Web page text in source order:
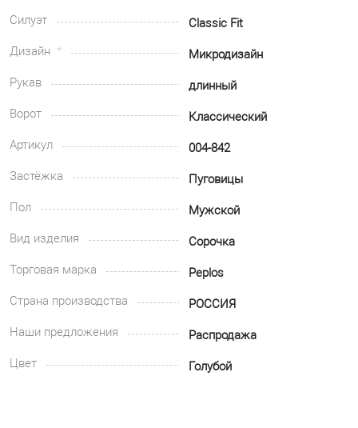
Силуэт
Classic Fit
Дизайн
Микродизайн
Рукав
длинный
Ворот
Классический
Артикул
004-842
Застёжка
Пуговицы
Пол
Мужской
Вид изделия
Сорочка
Торговая марка
Peplos
Страна производства
РОССИЯ
Наши предложения
Распродажа
Цвет
Голубой